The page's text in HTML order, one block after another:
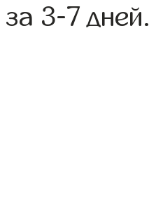
за 3-7 дней.